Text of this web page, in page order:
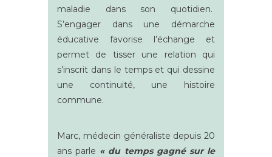
maladie dans son quotidien.
S’engager dans une démarche
éducative favorise l’échange et
permet de tisser une relation qui
s’inscrit dans le temps et qui dessine
une continuité, une histoire
commune.
Marc, médecin généraliste depuis 20
ans parle « du temps gagné sur le